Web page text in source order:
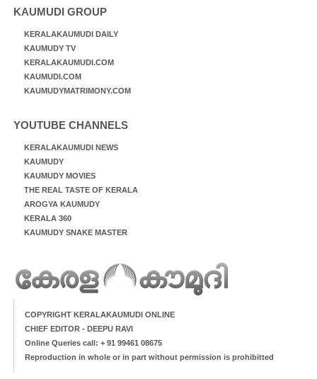
KAUMUDI GROUP
KERALAKAUMUDI DAILY
KAUMUDY TV
KERALAKAUMUDI.COM
KAUMUDI.COM
KAUMUDYMATRIMONY.COM
YOUTUBE CHANNELS
KERALAKAUMUDI NEWS
KAUMUDY
KAUMUDY MOVIES
THE REAL TASTE OF KERALA
AROGYA KAUMUDY
KERALA 360
KAUMUDY SNAKE MASTER
COPYRIGHT KERALAKAUMUDI ONLINE
CHIEF EDITOR - DEEPU RAVI
Online Queries call: + 91 99461 08675
Reproduction in whole or in part without permission is prohibitted